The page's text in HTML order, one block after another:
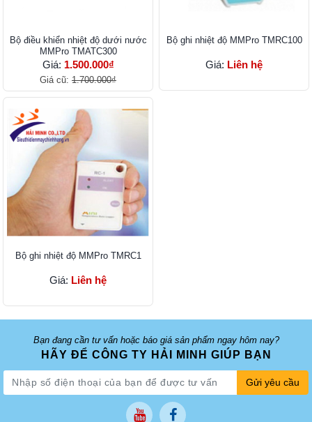
Bộ điều khiển nhiệt độ dưới nước
MMPro TMATC300
Giá: 1.500.000₫
Giá cũ: 1.700.000₫
Bộ ghi nhiệt độ MMPro TMRC100
Giá: Liên hệ
Bộ ghi nhiệt độ MMPro TMRC1
Giá: Liên hệ
Bạn đang cần tư vấn hoặc báo giá sản phẩm ngay hôm nay?
HÃY ĐỂ CÔNG TY HẢI MINH GIÚP BẠN
Gửi yêu cầu